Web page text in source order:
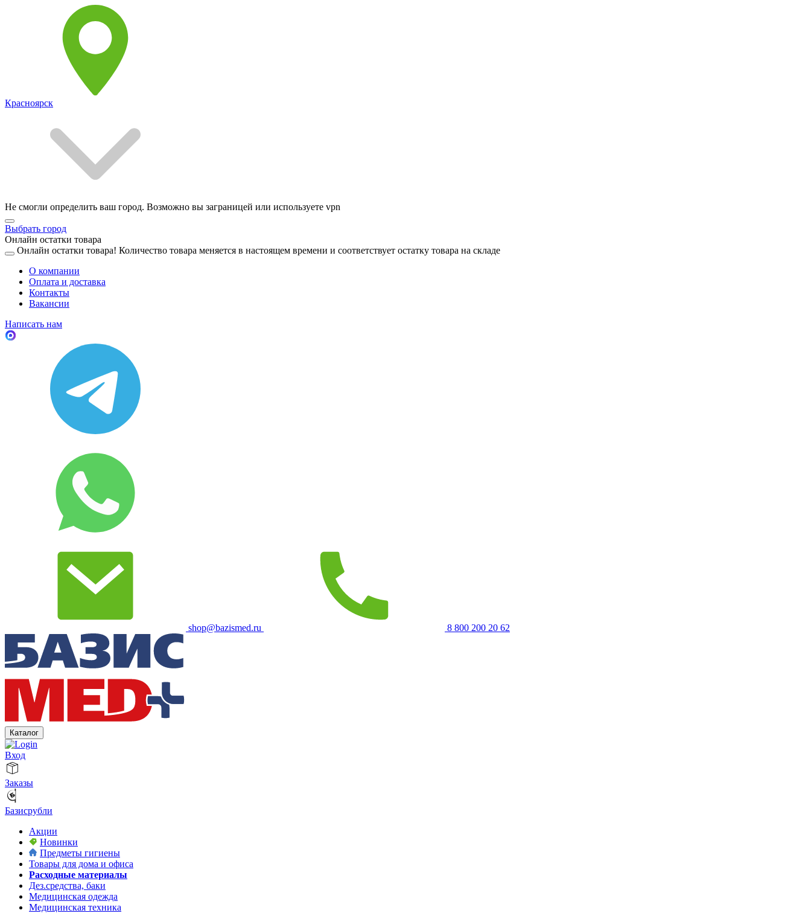
Красноярск
Не смогли определить ваш город. Возможно вы заграницей или используете vpn
Выбрать город
Онлайн остатки товара
Онлайн остатки товара! Количество товара меняется в настоящем времени и соответствует остатку товара на складе
О компании
Оплата и доставка
Контакты
Вакансии
Написать нам
shop@bazismed.ru 8 800 200 20 62
Каталог
Вход
Заказы
Базисрубли
Акции
Новинки
Предметы гигиены
Товары для дома и офиса
Расходные материалы
Дез.средства, баки
Медицинская одежда
Медицинская техника